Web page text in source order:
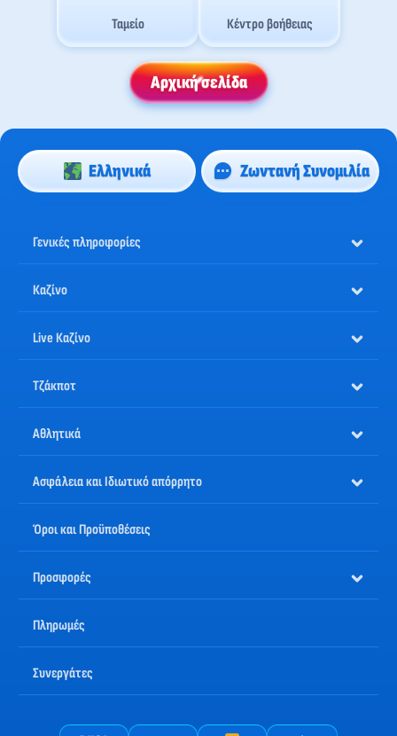
Ταμείο Κέντρο βοήθειας
Αρχική σελίδα
Ελληνικά Ζωντανή Συνομιλία
Γενικές πληροφορίες
Καζίνο
Live Καζίνο
Τζάκποτ
Αθλητικά
Ασφάλεια και Ιδιωτικό απόρρητο
Όροι και Προϋποθέσεις
Προσφορές
Πληρωμές
Συνεργάτες